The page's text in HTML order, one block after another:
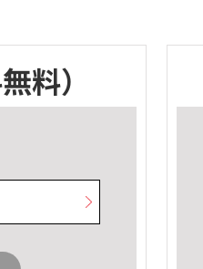
料）